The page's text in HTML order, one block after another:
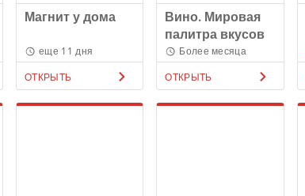
Магнит у дома
еще 11 дня
ОТКРЫТЬ
Вино. Мировая
палитра вкусов
Более месяца
ОТКРЫТЬ